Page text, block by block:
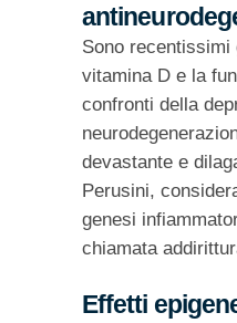
Sono
vitamina D e la
confronti della
devastante e
Perusini,
genesi
chiamata
Effetti